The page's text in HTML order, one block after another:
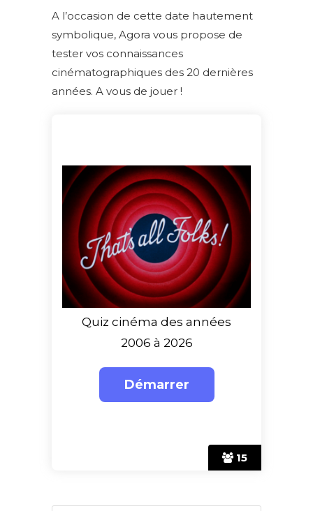
A l’occasion de cette date hautement
symbolique, Agora vous propose de
tester vos connaissances
cinématographiques des 20 dernières
années. A vous de jouer !
15
Quiz cinéma des années
2006 à 2026